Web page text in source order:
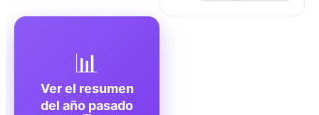
📊
Ver el resumen
del año pasado